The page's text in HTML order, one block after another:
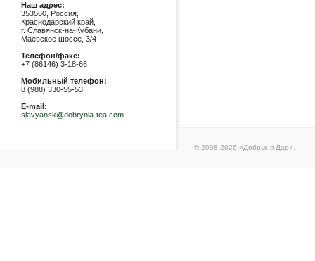
Наш адрес:
353560, Россия,
Краснодарский край,
г. Славянск-на-Кубани,
Маевское шоссе, 3/4
Телефон/факс:
+7 (86146) 3-18-66
Мобильный телефон:
8 (988) 330-55-53
E-mail:
slavyansk@dobrynia-tea.com
© 2008-2026 «Добрыня-Дар».